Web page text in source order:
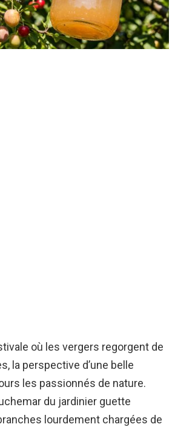
où les vergers regorgent de
la perspective d’une belle
les passionnés de nature.
du jardinier guette
lourdement chargées de